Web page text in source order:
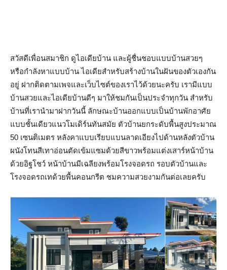
สวัสดีเพื่อนสมาชิก ดูไอเดียบ้าน และผู้ชื่นชอบแบบบ้านสวยๆ
หรือกำลังหาแบบบ้าน ไอเดียสำหรับสร้างบ้านในฝันของตัวเองกัน
อยู่ ฝากติดตามเพจและเว็บไซต์ของเราไว้ด้วยนะครับ เรามีแบบ
บ้านสวยและไอเดียบ้านดีๆ มาให้ชมกันเป็นประจำทุกวัน สำหรับ
บ้านที่เรานำมาฝากวันนี้ ลักษณะบ้านออกแบบเป็นบ้านพักอาศัย
แบบชั้นเดียวแนวโมเดิร์นทันสมัย ตัวบ้านยกระดับพื้นสูงประมาณ
50 เซนติเมตร หลังคาแบบเรียบแบนลาดเอียงไปด้านหลังตัวบ้าน
ผนังโทนสีเทาอ่อนตัดเข้มแซมด้วยสีขาวพร้อมแต่งเสาร์หน้าบ้าน
ด้วยอิฐโชว์ หน้าบ้านมีเฉลียงพร้อมโรงจอดรถ รอบตัวบ้านและ
โรงจอดรถเทด้วยพื้นคอนกรีต ชมความสวยงามกันต่อเลยครับ